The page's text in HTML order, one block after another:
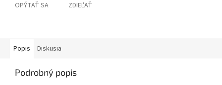
OPÝTAŤ SA ZDIEĽAŤ
Popis Diskusia
Podrobný popis